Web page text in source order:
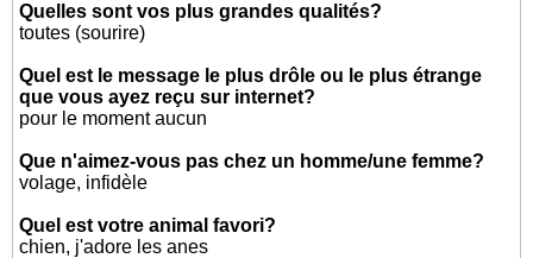
Quelles sont vos plus grandes qualités?
toutes (sourire)
Quel est le message le plus drôle ou le plus étrange
que vous ayez reçu sur internet?
pour le moment aucun
Que n'aimez-vous pas chez un homme/une femme?
volage, infidèle
Quel est votre animal favori?
chien, j'adore les anes